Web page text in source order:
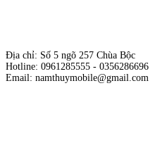
Địa chỉ: Số 5 ngõ 257 Chùa Bộc
Hotline: 0961285555 - 0356286696
Email: namthuymobile@gmail.com